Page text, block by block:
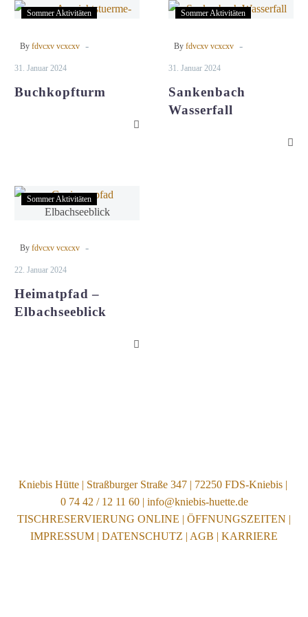
Buchkopfturm
Sommer Aktivitäten
By fdvcxv vcxcxv -
31. Januar 2024
Buchkopfturm
Sankenbach
Sommer Aktivitäten
By fdvcxv vcxcxv -
31. Januar 2024
Sankenbach
Wasserfall
Heimatpfad
–
Sommer Aktivitäten
By fdvcxv vcxcxv -
22. Januar 2024
Heimatpfad –
Elbachseeblick
Kniebis Hütte | Straßburger Straße 347 | 72250 FDS-Kniebis |
0 74 42 / 12 11 60 | info@kniebis-huette.de
TISCHRESERVIERUNG ONLINE | ÖFFNUNGSZEITEN |
IMPRESSUM | DATENSCHUTZ | AGB | KARRIERE